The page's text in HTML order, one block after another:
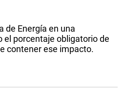
de Energía en una
el porcentaje obligatorio de
contener ese impacto.